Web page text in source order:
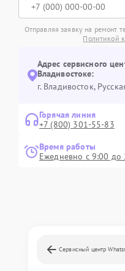
Отправляя заявку на ремонт
Политикой
Адрес сервисного
Владивостоке:
г. Владивосток,
Горячая линия
+7 (800) 301-55-83
Время работы
Ежедневно с 9:00 до
Сервисный центр